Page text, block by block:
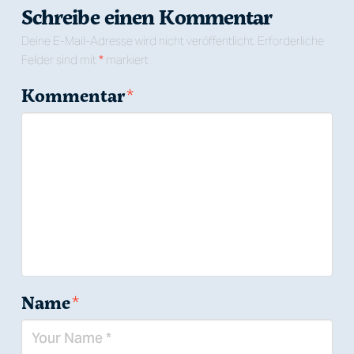
Schreibe einen Kommentar
Deine E-Mail-Adresse wird nicht veröffentlicht. Erforderliche
Felder sind mit *markiert
Kommentar*
Name*